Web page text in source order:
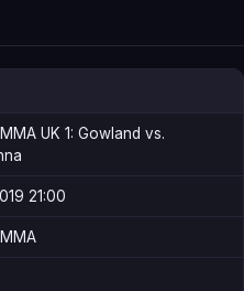
UK 1: Gowland vs.
21:00